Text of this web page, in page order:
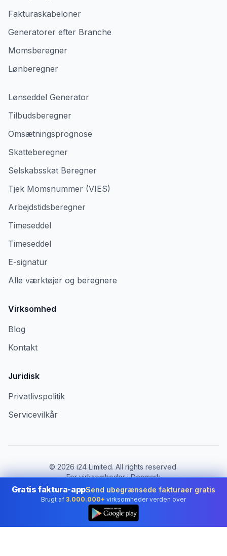
Fakturaskabeloner
Generatorer efter Branche
Momsberegner
Lønberegner
Lønseddel Generator
Tilbudsberegner
Omsætningsprognose
Skatteberegner
Selskabsskat Beregner
Tjek Momsnummer (VIES)
Arbejdstidsberegner
Timeseddel
Timeseddel
E-signatur
Alle værktøjer og beregnere
Virksomhed
Blog
Kontakt
Juridisk
Privatlivspolitik
Servicevilkår
© 2026 i24 Limited. All rights reserved.
For virksomheder i Denmark
Skift land:
Denmark
Gratis faktura-appSend ubegrænsede fakturaer gratis
Brugt af 3.000.000+ virksomheder verden over